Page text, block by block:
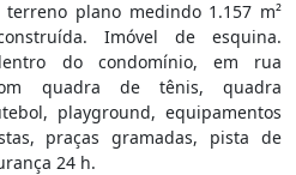
plano medindo 1.157 m²
Imóvel de esquina.
do condomínio, em rua
quadra de tênis, quadra
playground, equipamentos
praças gramadas, pista de
24 h.